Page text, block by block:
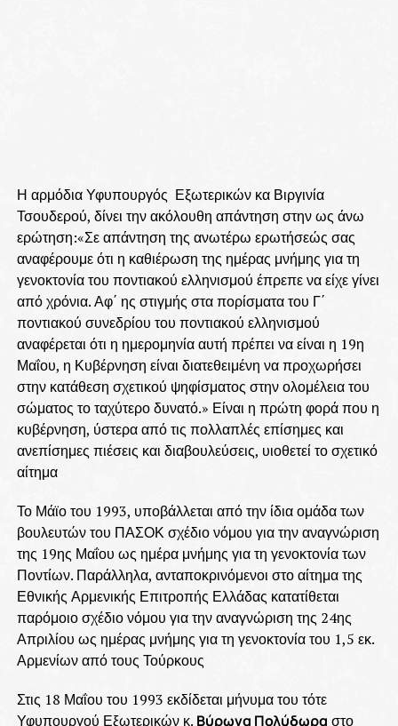
Η αρμόδια Υφυπουργός Εξωτερικών κα Βιργινία
Τσουδερού, δίνει την ακόλουθη απάντηση στην ως άνω
ερώτηση:«Σε απάντηση της ανωτέρω ερωτήσεώς σας
αναφέρουμε ότι η καθιέρωση της ημέρας μνήμης για τη
γενοκτονία του ποντιακού ελληνισμού έπρεπε να είχε γίνει
από χρόνια. Αφ΄ ης στιγμής στα πορίσματα του Γ΄
ποντιακού συνεδρίου του ποντιακού ελληνισμού
αναφέρεται ότι η ημερομηνία αυτή πρέπει να είναι η 19η
Μαΐου, η Κυβέρνηση είναι διατεθειμένη να προχωρήσει
στην κατάθεση σχετικού ψηφίσματος στην ολομέλεια του
σώματος το ταχύτερο δυνατό.» Είναι η πρώτη φορά που η
κυβέρνηση, ύστερα από τις πολλαπλές επίσημες και
ανεπίσημες πιέσεις και διαβουλεύσεις, υιοθετεί το σχετικό
αίτημα
Το Μάϊο του 1993, υποβάλλεται από την ίδια ομάδα των
βουλευτών του ΠΑΣΟΚ σχέδιο νόμου για την αναγνώριση
της 19ης Μαΐου ως ημέρα μνήμης για τη γενοκτονία των
Ποντίων. Παράλληλα, ανταποκρινόμενοι στο αίτημα της
Εθνικής Αρμενικής Επιτροπής Ελλάδας κατατίθεται
παρόμοιο σχέδιο νόμου για την αναγνώριση της 24ης
Απριλίου ως ημέρας μνήμης για τη γενοκτονία του 1,5 εκ.
Αρμενίων από τους Τούρκους
Στις 18 Μαΐου του 1993 εκδίδεται μήνυμα του τότε
Υφυπουργού Εξωτερικών κ. Βύρωνα Πολύδωρα στο